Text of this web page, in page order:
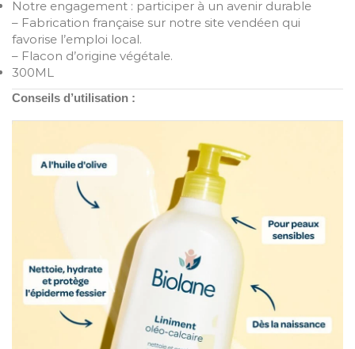
Notre engagement : participer à un avenir durable
– Fabrication française sur notre site vendéen qui
favorise l’emploi local.
– Flacon d’origine végétale.
300ML
Conseils d’utilisation :